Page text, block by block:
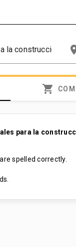
shopping_cart
para la
spelled correctly.